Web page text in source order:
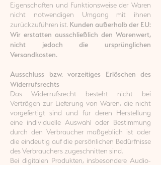
Eigenschaften und Funktionsweise der Waren
nicht notwendigen Umgang mit ihnen
zurückzuführen ist. Kunden außerhalb der EU:
Wir erstatten ausschließlich den Warenwert,
nicht jedoch die ursprünglichen
Versandkosten.
Ausschluss bzw. vorzeitiges Erlöschen des
Widerrufsrechts
Das Widerrufsrecht besteht nicht bei
Verträgen zur Lieferung von Waren, die nicht
vorgefertigt sind und für deren Herstellung
eine individuelle Auswahl oder Bestimmung
durch den Verbraucher maßgeblich ist oder
die eindeutig auf die persönlichen Bedürfnisse
des Verbrauchers zugeschnitten sind.
Bei digitalen Produkten, insbesondere Audio-